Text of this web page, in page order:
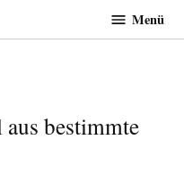
Menü
bestimmte